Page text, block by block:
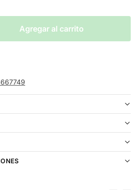
Agregar al carrito